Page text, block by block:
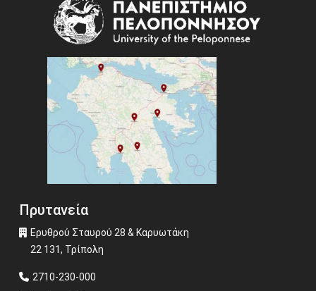
Πρυτανεία
Ερυθρού Σταυρού 28 & Καρυωτάκη
22 131, Τρίπολη
2710-230-000